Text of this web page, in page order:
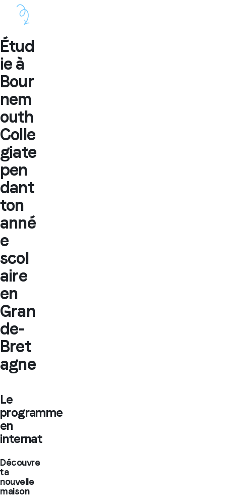
Étud
ie à
Bour
nem
outh
Colle
giate
pen
dant
ton
anné
e
scol
aire
en
Gran
de-
Bret
agne
Le
programme
en
internat
Découvre
ta
nouvelle
maison